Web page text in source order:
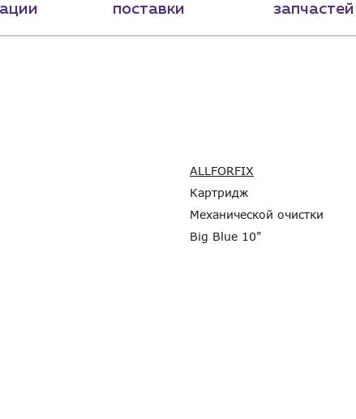
поставки
запчастей
ALLFORFIX
Картридж
Механической очистки
Big Blue 10"